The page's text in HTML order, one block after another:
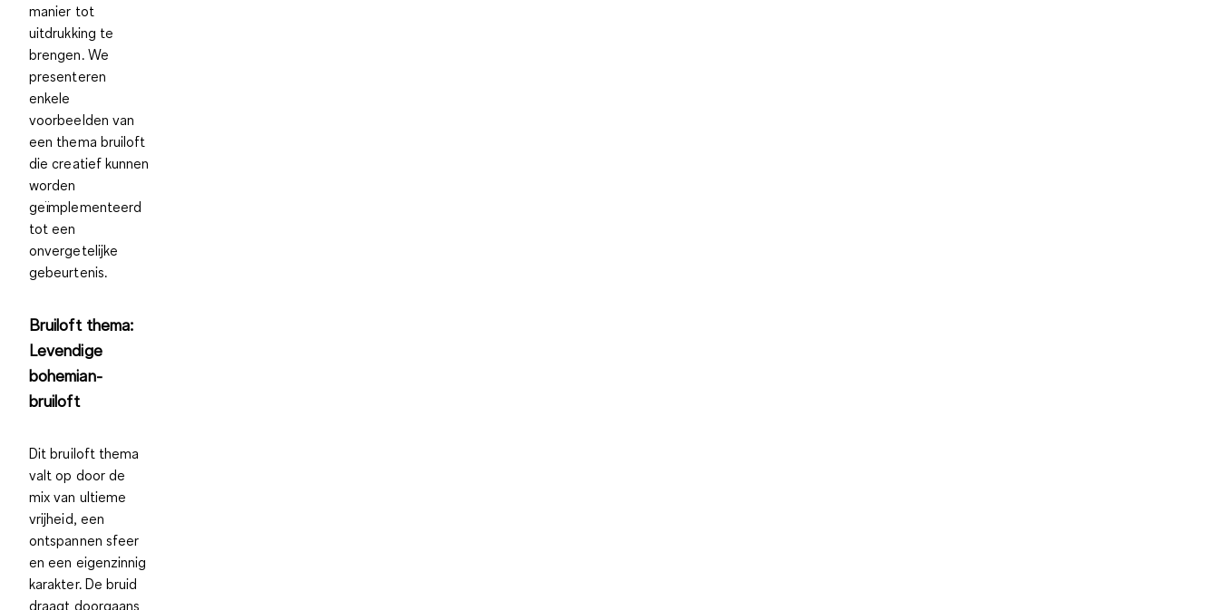
manier tot
uitdrukking te
brengen. We
presenteren
enkele
voorbeelden van
een thema bruiloft
die creatief kunnen
worden
geïmplementeerd
tot een
onvergetelijke
gebeurtenis.
Bruiloft thema:
Levendige
bohemian-
bruiloft
Dit bruiloft thema
valt op door de
mix van ultieme
vrijheid, een
ontspannen sfeer
en een eigenzinnig
karakter. De bruid
draagt doorgaans